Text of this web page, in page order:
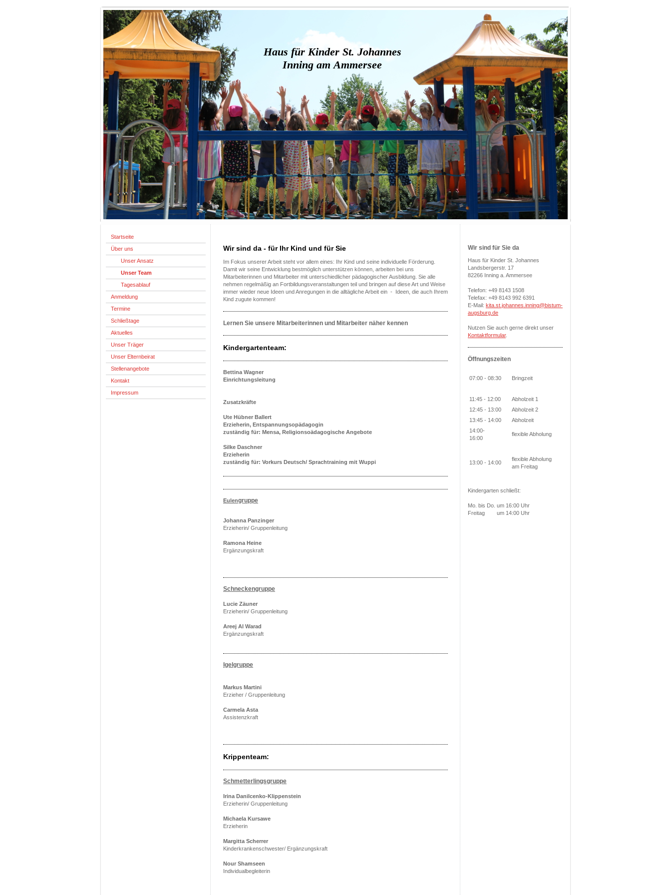
Haus für Kinder St. Johannes
Inning am Ammersee
Startseite
Über uns
Unser Ansatz
Unser Team
Tagesablauf
Anmeldung
Termine
Schließtage
Aktuelles
Unser Träger
Unser Elternbeirat
Stellenangebote
Kontakt
Impressum
Wir sind da - für Ihr Kind und für Sie
Im Fokus unserer Arbeit steht vor allem eines: Ihr Kind und seine individuelle Förderung.
Damit wir seine Entwicklung bestmöglich unterstützen können, arbeiten bei uns
Mitarbeiterinnen und Mitarbeiter mit unterschiedlicher pädagogischer Ausbildung. Sie alle
nehmen regelmäßig an Fortbildungsveranstaltungen teil und bringen auf diese Art und Weise
immer wieder neue Ideen und Anregungen in die alltägliche Arbeit ein - Ideen, die auch Ihrem
Kind zugute kommen!
Lernen Sie unsere Mitarbeiterinnen und Mitarbeiter näher kennen
Kindergartenteam:
Bettina Wagner
Einrichtungsleitung
Zusatzkräfte
Ute Hübner Ballert
Erzieherin, Entspannungsopädagogin
zuständig für: Mensa, Religionsoädagogische Angebote
Silke Daschner
Erzieherin
zuständig für: Vorkurs Deutsch/ Sprachtraining mit Wuppi
Eulengruppe
Johanna Panzinger
Erzieherin/ Gruppenleitung
Ramona Heine
Ergänzungskraft
Schneckengruppe
Lucie Zäuner
Erzieherin/ Gruppenleitung
Areej Al Warad
Ergänzungskraft
Igelgruppe
Markus Martini
Erzieher / Gruppenleitung
Carmela Asta
Assistenzkraft
Krippenteam:
Schmetterlingsgruppe
Irina Danilcenko-Klippenstein
Erzieherin/ Gruppenleitung
Michaela Kursawe
Erzieherin
Margitta Scherrer
Kinderkrankenschwester/ Ergänzungskraft
Nour Shamseen
Individualbegleiterin
Wir sind für Sie da
Haus für Kinder St. Johannes
Landsbergerstr. 17
82266 Inning a. Ammersee
Telefon: +49 8143 1508
Telefax: +49 8143 992 6391
E-Mail: kita.st.johannes.inning@bistum-
augsburg.de
Nutzen Sie auch gerne direkt unser
Kontaktformular.
Öffnungszeiten
07:00 - 08:30 Bringzeit
11:45 - 12:00
Abholzeit 1
12:45 - 13:00
Abholzeit 2
13:45 - 14:00
Abholzeit
14:00-
16:00
flexible Abholung
13:00 - 14:00
flexible Abholung
am Freitag
Kindergarten schließt:
Mo. bis Do. um 16:00 Uhr
Freitag um 14:00 Uhr